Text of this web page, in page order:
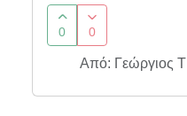
0 0
Από: Γεώργιος Τ